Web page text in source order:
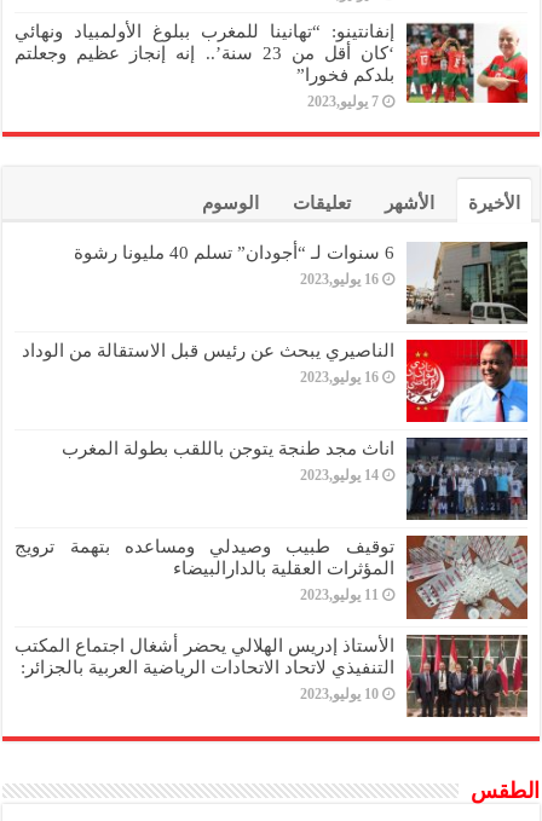
إنفانتينو: “تهانينا للمغرب ببلوغ الأولمبياد ونهائي
‘كان أقل من 23 سنة’.. إنه إنجاز عظيم وجعلتم
بلدكم فخورا”
7 يوليو,2023
الأخيرة الأشهر تعليقات الوسوم
6 سنوات لـ “أجودان” تسلم 40 مليونا رشوة
16 يوليو,2023
الناصيري يبحث عن رئيس قبل الاستقالة من الوداد
16 يوليو,2023
اناث مجد طنجة يتوجن باللقب بطولة المغرب
14 يوليو,2023
توقيف طبيب وصيدلي ومساعده بتهمة ترويج
المؤثرات العقلية بالدارالبيضاء
11 يوليو,2023
الأستاذ إدريس الهلالي يحضر أشغال اجتماع المكتب
التنفيذي لاتحاد الاتحادات الرياضية العربية بالجزائر:
10 يوليو,2023
الطقس